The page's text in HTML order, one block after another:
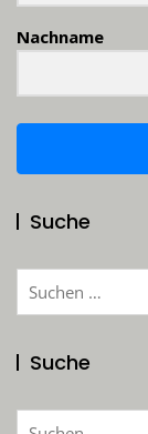
Nachname
Suche
Suchen
Suche
Suchen